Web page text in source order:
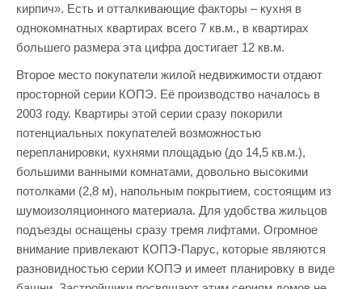
кирпич». Есть и отталкивающие факторы – кухня в
однокомнатных квартирах всего 7 кв.м., в квартирах
большего размера эта цифра достигает 12 кв.м.
Второе место покупатели жилой недвижимости отдают
просторной серии КОПЭ. Её производство началось в
2003 году. Квартиры этой серии сразу покорили
потенциальных покупателей возможностью
перепланировки, кухнями площадью (до 14,5 кв.м.),
большими ванными комнатами, довольно высокими
потолками (2,8 м), напольным покрытием, состоящим из
шумоизоляционного материала. Для удобства жильцов
подъезды оснащены сразу тремя лифтами. Огромное
внимание привлекают КОПЭ-Парус, которые являются
разновидностью серии КОПЭ и имеет планировку в виде